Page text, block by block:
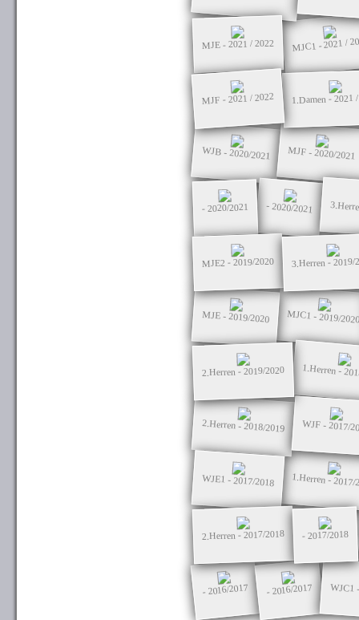
MJE - 2021 / 2022 MJC1 - 2021 /
MJF - 2021 / 2022 1.Damen - 2021
WJB - 2020/2021 MJF - 2020/2021
- 2020/2021 - 2020/2021
MJE2 - 2019/2020 3.Herren - 2019/
MJE - 2019/2020 MJC1 - 2019/
2.Herren - 2019/2020 1.Herren -
2.Herren - 2018/2019 WJF - 2017/
WJE1 - 2017/2018 1.Herren - 2017/
2.Herren - 2017/2018 - 2017/2018
- 2016/2017 - 2016/2017 WJC1